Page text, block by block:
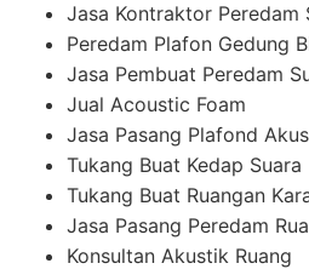
Jasa Kontraktor Peredam
Peredam Plafon Gedung
Jasa Pembuat Peredam
Jual Acoustic Foam
Jasa Pasang Plafond
Tukang Buat Kedap Suara
Tukang Buat Ruangan
Jasa Pasang Peredam
Konsultan Akustik Ruang